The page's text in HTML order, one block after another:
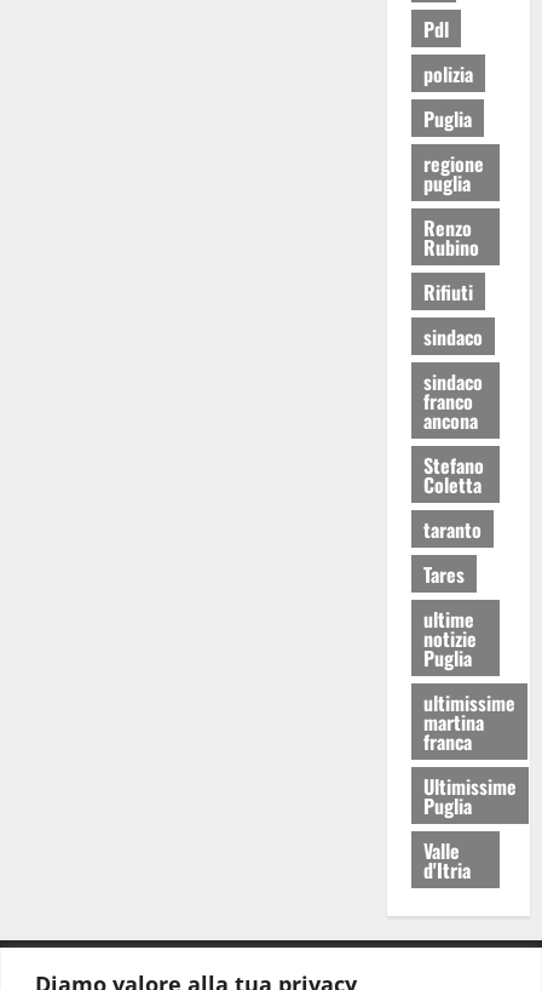
Diamo valore alla tua privacy
Pdl
polizia
Puglia
regione
puglia
Renzo
Rubino
Rifiuti
sindaco
sindaco
franco
ancona
Stefano
Coletta
taranto
Tares
ultime
notizie
Puglia
ultimissime
martina
franca
Ultimissime
Puglia
Valle
d'Itria